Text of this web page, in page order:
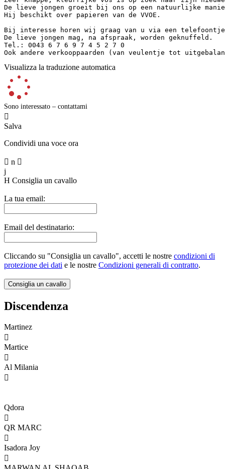
De lieve jongen groeit bij ons op een natuurlijke
Hij beschikt over papieren van de VVOE.
Bij interesse horen wij graag van u via een
De lieve jongen mag, na afspraak, worden geknuffeld.
Tel.: 0043 6 7 6 9 7 4 5 2 7 0
Ook andere verkooppaarden (van veulentje tot
Visualizza la traduzione automatica
Sono interessato – contattami

Salva
Condividi una voce ora
 n 
j
H Consiglia un cavallo
La tua email:
Email del destinatario:
Cliccando su "Consiglia un cavallo", accetti le nostre condizioni di
protezione dei dati e le nostre Condizioni generali di contratto.
Discendenza
Martinez

Martice

Al Milania

Qdora

QR MARC

Isadora Joy
